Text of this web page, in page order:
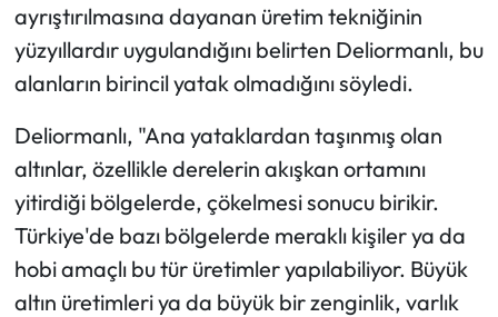
ayrıştırılmasına dayanan üretim tekniğinin
yüzyıllardır uygulandığını belirten Deliormanlı, bu
alanların birincil yatak olmadığını söyledi.
Deliormanlı, "Ana yataklardan taşınmış olan
altınlar, özellikle derelerin akışkan ortamını
yitirdiği bölgelerde, çökelmesi sonucu birikir.
Türkiye'de bazı bölgelerde meraklı kişiler ya da
hobi amaçlı bu tür üretimler yapılabiliyor. Büyük
altın üretimleri ya da büyük bir zenginlik, varlık